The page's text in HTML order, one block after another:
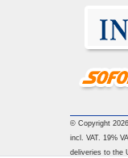
© Copyright
incl. VAT. 19%
deliveries to the